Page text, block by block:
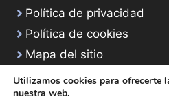
Política de privacidad
Política de cookies
Mapa del sitio
Utilizamos cookies para ofrecerte
nuestra web.